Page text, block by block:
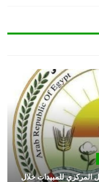
المركزي للمبيدات خلال